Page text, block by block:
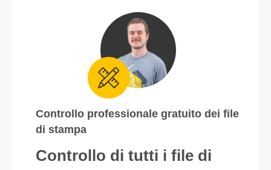
Controllo professionale gratuito dei file
di stampa
Controllo di tutti i file di